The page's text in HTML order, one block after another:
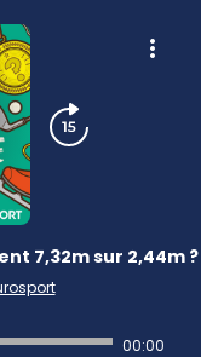
7,32m sur 2,44m ?
00:00